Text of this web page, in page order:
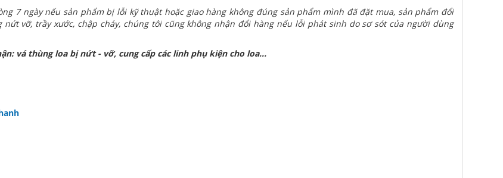
7 ngày nếu sản phẩm bị lỗi kỹ thuật hoặc giao hàng không đúng sản phẩm mình đã đặt mua, sản phẩm đổi
vỡ, trầy xước, chập cháy, chúng tôi cũng không nhận đổi hàng nếu lỗi phát sinh do sơ sót của người dùng
vá thùng loa bị nứt - vỡ, cung cấp các linh phụ kiện cho loa...